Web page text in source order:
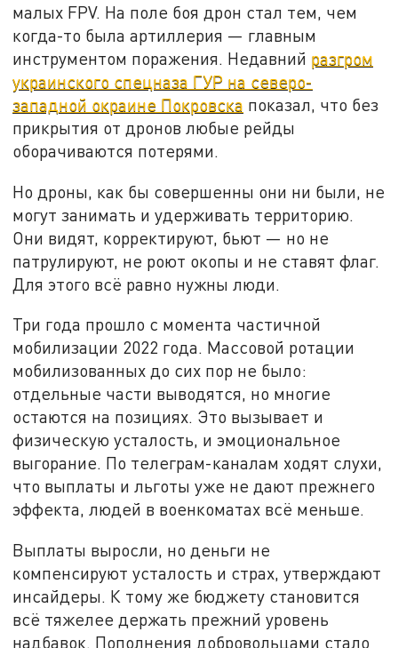
малых FPV. На поле боя дрон стал тем, чем
когда-то была артиллерия — главным
инструментом поражения. Недавний разгром
украинского спецназа ГУР на северо-
западной окраине Покровска показал, что без
прикрытия от дронов любые рейды
оборачиваются потерями.
Но дроны, как бы совершенны они ни были, не
могут занимать и удерживать территорию.
Они видят, корректируют, бьют — но не
патрулируют, не роют окопы и не ставят флаг.
Для этого всё равно нужны люди.
Три года прошло с момента частичной
мобилизации 2022 года. Массовой ротации
мобилизованных до сих пор не было:
отдельные части выводятся, но многие
остаются на позициях. Это вызывает и
физическую усталость, и эмоциональное
выгорание. По телеграм-каналам ходят слухи,
что выплаты и льготы уже не дают прежнего
эффекта, людей в военкоматах всё меньше.
Выплаты выросли, но деньги не
компенсируют усталость и страх, утверждают
инсайдеры. К тому же бюджету становится
всё тяжелее держать прежний уровень
надбавок. Пополнения добровольцами стало